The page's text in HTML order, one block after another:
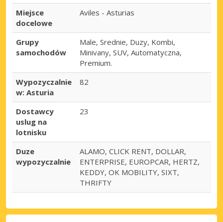
Miejsce
docelowe
Aviles - Asturias
Grupy
samochodów
Male, Srednie, Duzy, Kombi,
Minivany, SUV, Automatyczna,
Premium.
Wypozyczalnie
w: Asturia
82
Dostawcy
uslug na
lotnisku
23
Duze
wypozyczalnie
ALAMO, CLICK RENT, DOLLAR,
ENTERPRISE, EUROPCAR, HERTZ,
KEDDY, OK MOBILITY, SIXT,
THRIFTY